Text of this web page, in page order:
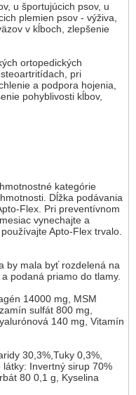
u športujúcich psov, u
plemien psov - výživa,
v kĺboch, zlepšenie
ortopedických
pri
a podpora hojenia,
pohyblivosti kĺbov,
kategórie
Dĺžka podávania
Flex. Pri preventívnom
vynechajte a
Apto-Flex trvalo.
by mala byť rozdelená na
podaná priamo do tlamy.
14000 mg, MSM
sulfát 800 mg,
140 mg, Vitamín
30,3%,Tuky 0,3%,
Invertný sirup 70%
80 0,1 g, Kyselina